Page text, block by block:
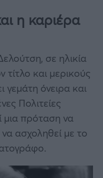
η καριέρα
σε ηλικία
τίτλο και μερικούς
γεμάτη όνειρα και
Πολιτείες
μια πρόταση να
ασχοληθεί με το